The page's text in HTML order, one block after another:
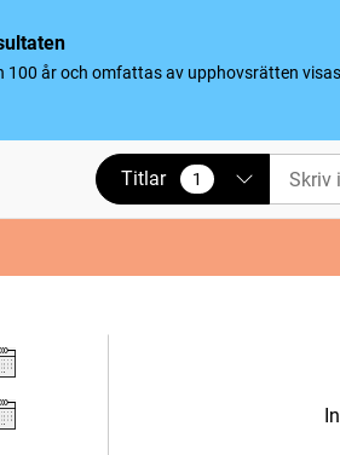
100 år och omfattas av upphovsrätten
Titlar 1
vald